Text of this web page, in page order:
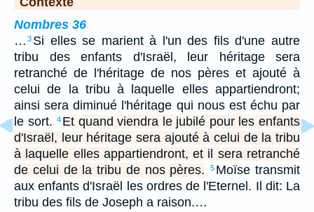
Nombres 36
… 3 Si elles se marient à l'un des fils d'une autre
tribu des enfants d'Israël, leur héritage sera
retranché de l'héritage de nos pères et ajouté à
celui de la tribu à laquelle elles appartiendront;
ainsi sera diminué l'héritage qui nous est échu par
le sort. 4 Et quand viendra le jubilé pour les enfants
d'Israël, leur héritage sera ajouté à celui de la tribu
à laquelle elles appartiendront, et il sera retranché
de celui de la tribu de nos pères.
5 Moïse transmit
aux enfants d'Israël les ordres de l'Eternel. Il dit: La
tribu des fils de Joseph a raison.…